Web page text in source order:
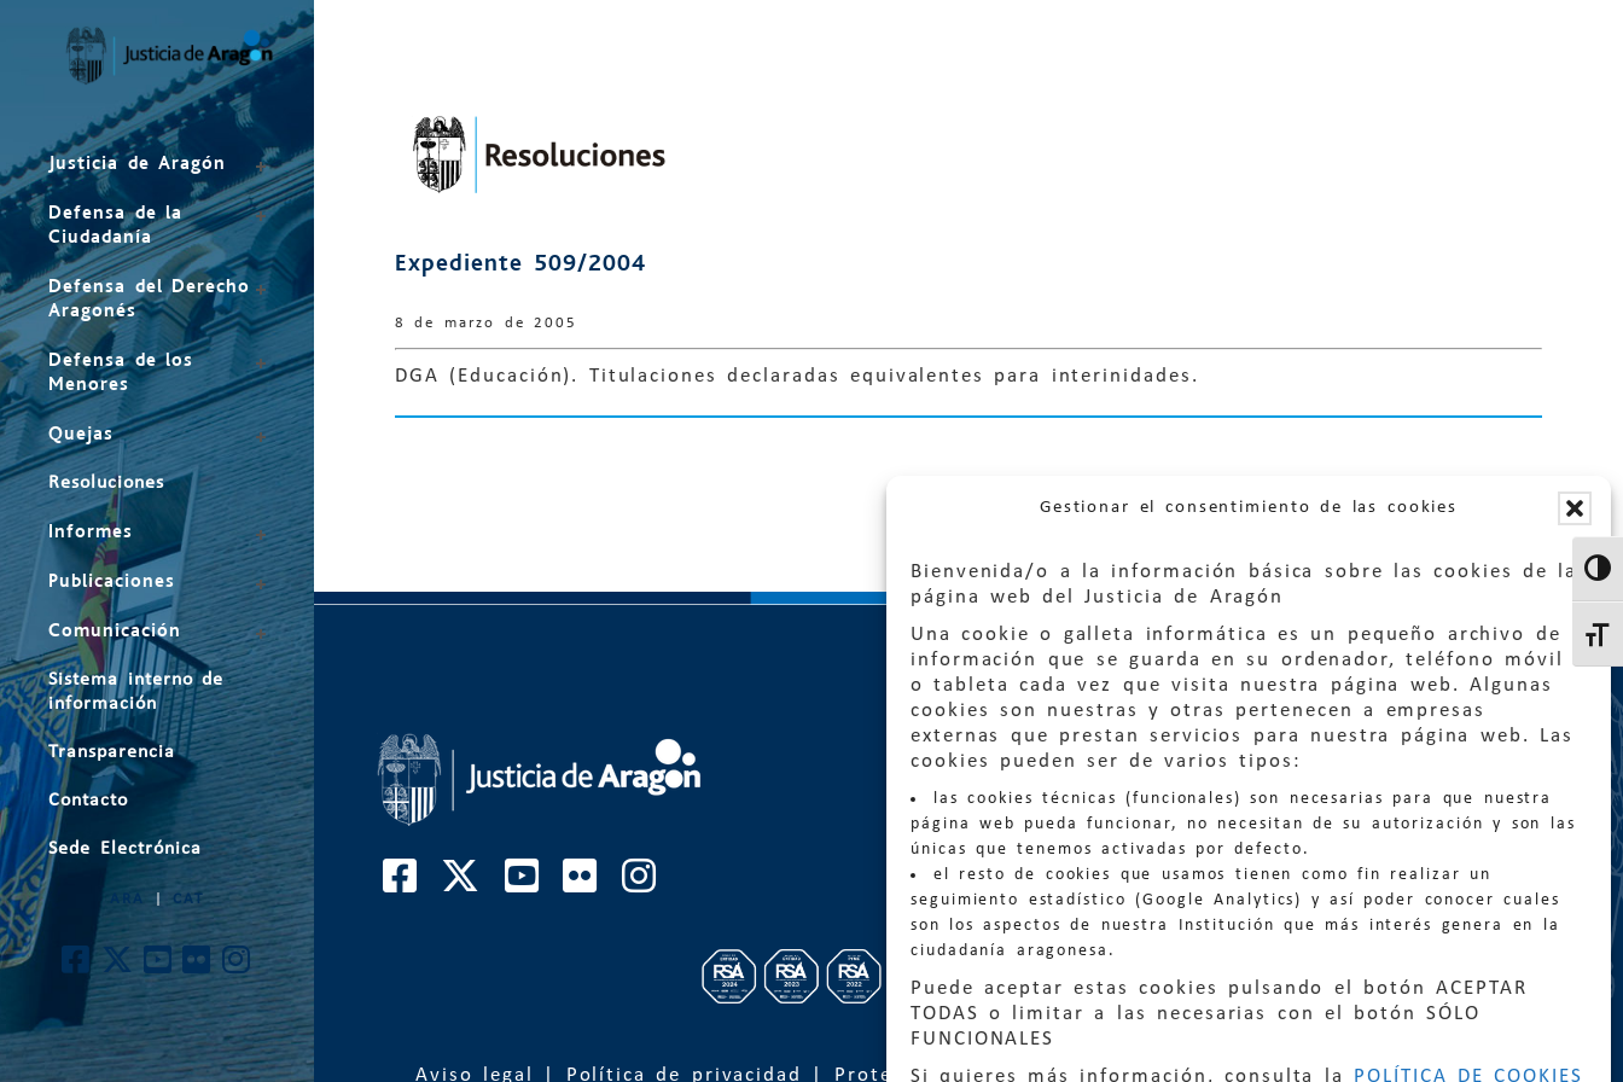
Gestionar el consentimiento de las cookies
Bienvenida/o a la información básica sobre las cookies de la
página web del Justicia de Aragón
Una cookie o galleta informática es un pequeño archivo de
información que se guarda en su ordenador, teléfono móvil
o tableta cada vez que visita nuestra página web. Algunas
cookies son nuestras y otras pertenecen a empresas
externas que prestan servicios para nuestra página web. Las
cookies pueden ser de varios tipos:
las cookies técnicas (funcionales) son necesarias para que nuestra
página web pueda funcionar, no necesitan de su autorización y son las
únicas que tenemos activadas por defecto.
el resto de cookies que usamos tienen como fin realizar un
seguimiento estadístico (Google Analytics) y así poder conocer cuales
son los aspectos de nuestra Institución que más interés genera en la
ciudadanía aragonesa.
Puede aceptar estas cookies pulsando el botón ACEPTAR
TODAS o limitar a las necesarias con el botón SÓLO
FUNCIONALES
Si quieres más información, consulta la
POLÍTICA DE COOKIES
Justicia de Aragón
Defensa de la
Ciudadanía
Defensa del Derecho
Aragonés
Defensa de los
Menores
Quejas
Resoluciones
Informes
Publicaciones
Comunicación
Sistema interno de
información
Transparencia
Contacto
Sede Electrónica
CAT
Expediente 509/2004
8 de marzo de 2005
DGA (Educación). Titulaciones declaradas equivalentes para interinidades.
Quejas:quejas@eljusticiadearagon.es
Información general:
informacion@eljusticiadearagon.es
Teléfonos: 900 210 210/ 976 399 354
Aviso legal Política de privacidad Protección de Datos| Declaración de accesibilidad|Perfil del